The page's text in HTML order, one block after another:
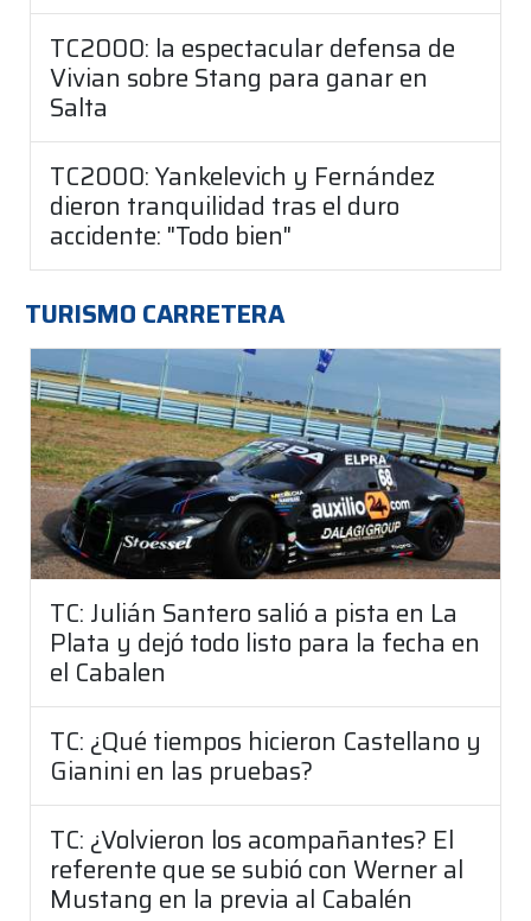
TC2000: la espectacular defensa de
Vivian sobre Stang para ganar en
Salta
TC2000: Yankelevich y Fernández
dieron tranquilidad tras el duro
accidente: "Todo bien"
TURISMO CARRETERA
TC: Julián Santero salió a pista en La
Plata y dejó todo listo para la fecha en
el Cabalen
TC: ¿Qué tiempos hicieron Castellano y
Gianini en las pruebas?
TC: ¿Volvieron los acompañantes? El
referente que se subió con Werner al
Mustang en la previa al Cabalén